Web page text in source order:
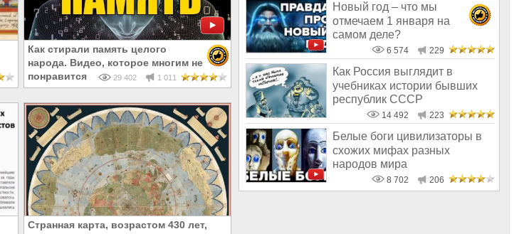
Как стирали память целого
народа. Видео, которое многим не
понравится
29 402 1 011
Странная карта, возрастом 430 лет,
Новый год – что мы
отмечаем 1 января на
самом деле?
6 574 229
Как Россия выглядит в
учебниках истории бывших
республик СССР
14 492 223
Белые боги цивилизаторы в
схожих мифах разных
народов мира
8 702 206